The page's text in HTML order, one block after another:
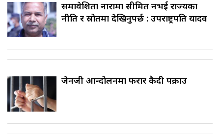
समावेशिता नारामा सीमित नभई राज्यका
नीति र स्रोतमा देखिनुपर्छ : उपराष्ट्रपति यादव
जेनजी आन्दोलनमा फरार कैदी पक्राउ